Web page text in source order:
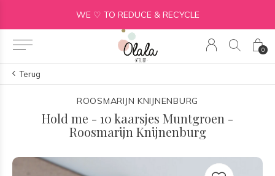
0
WE ♡ TO REDUCE & RECYCLE
Terug
ROOSMARIJN KNIJNENBURG
Hold me - 10 kaarsjes Muntgroen -
Roosmarijn Knijnenburg